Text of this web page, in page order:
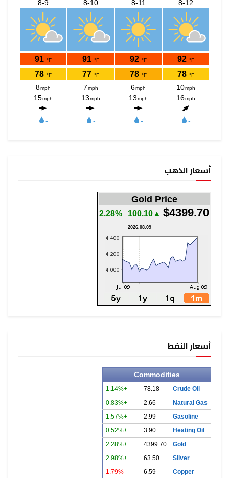
أسعار الذهب
Gold Price
$4399.70
▲100.10
2.28%
2026.08.09
أسعار النفط
Commodities
Crude Oil
78.18
+1.14%
Natural Gas
2.66
+0.83%
Gasoline
2.99
+1.57%
Heating Oil
3.90
+0.52%
Gold
4399.70
+2.28%
Silver
63.50
+2.98%
Copper
6.59
-1.79%